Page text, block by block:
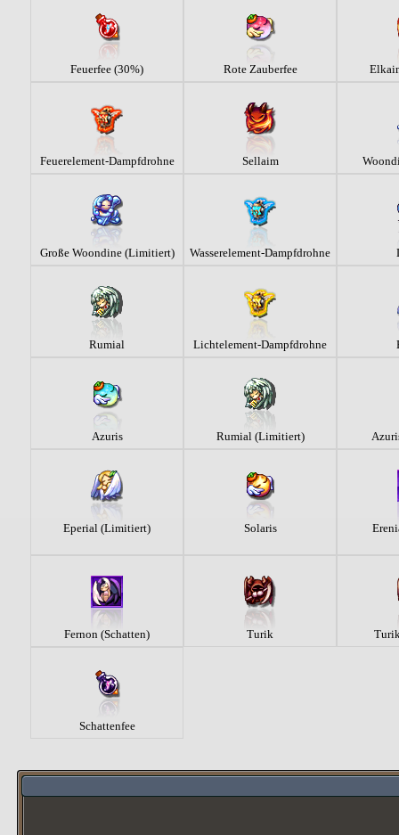
Feuerfee (30%) Rote Zauberfee
Feuerelement-Dampfdrohne Sellaim
Große Woondine (Limitiert) Wasserelement-Dampfdrohne
Rumial Lichtelement-Dampfdrohne
Azuris Rumial (Limitiert)
Eperial (Limitiert) Solaris
Fernon (Schatten) Turik
Schattenfee